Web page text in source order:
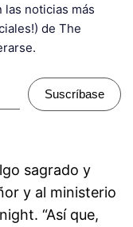
noticias más
de The
Suscríbase
sagrado y
y al ministerio
“Así que,